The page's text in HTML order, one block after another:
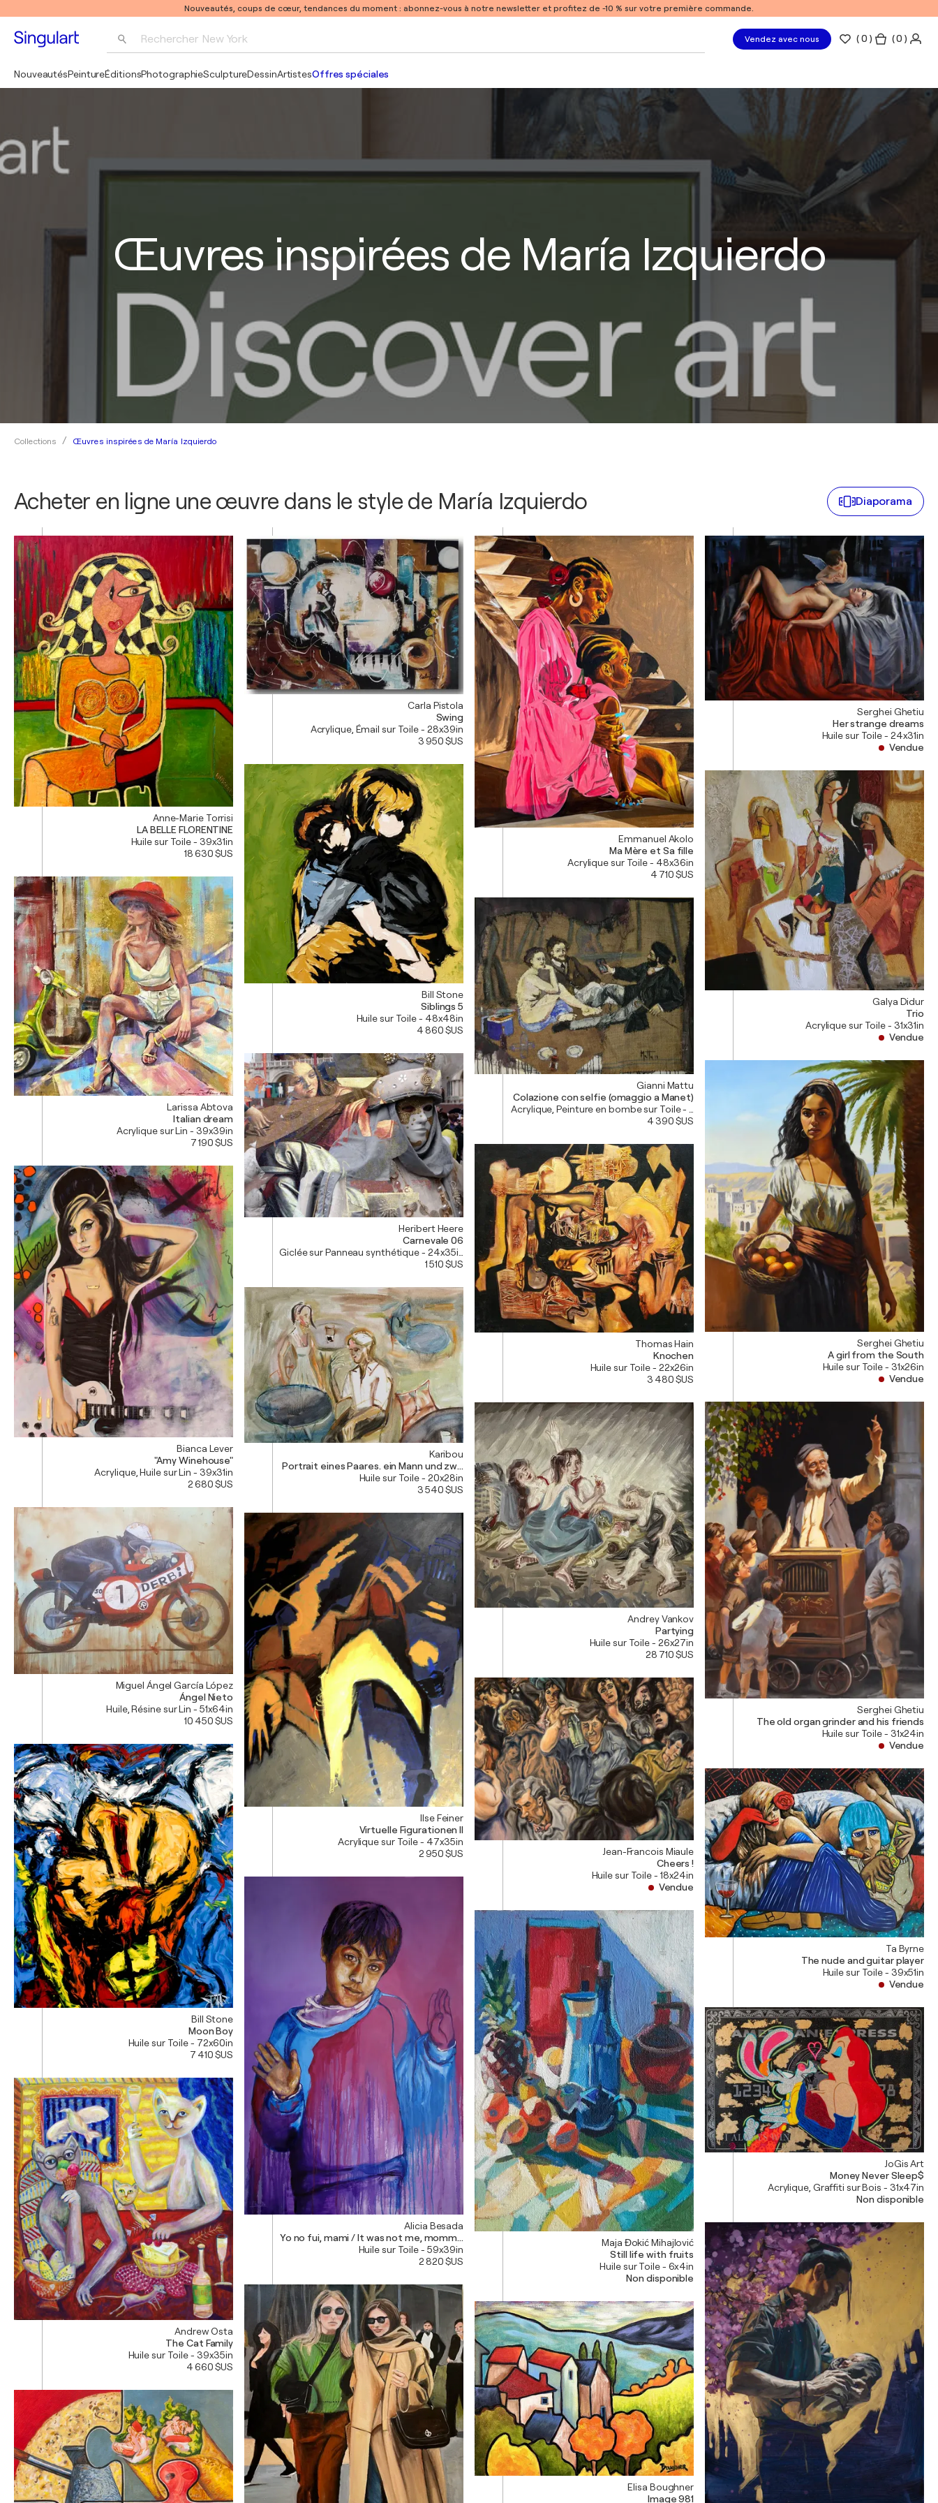
Nouveautés, coups de cœur, tendances du moment : abonnez-vous à notre newsletter et profitez de -10 % sur votre première commande.
Rechercher New York Vendez avec nous (0 ) ( 0 )
NouveautésPeintureÉditionsPhotographieSculptureDessinArtistesOffres spéciales
Œuvres inspirées de María Izquierdo
Collections Œuvres inspirées de María Izquierdo
Acheter en ligne une œuvre dans le style de María Izquierdo Diaporama
Anne-Marie Torrisi
LA BELLE FLORENTINE
Huile sur Toile - 39x31in
18 630 $US
Larissa Abtova
Italian dream
Acrylique sur Lin - 39x39in
7 190 $US
Bianca Lever
"Amy Winehouse"
Acrylique, Huile sur Lin - 39x31in
2 680 $US
Miguel Ángel García López
Ángel Nieto
Huile, Résine sur Lin - 51x64in
10 450 $US
Bill Stone
Moon Boy
Huile sur Toile - 72x60in
7 410 $US
Andrew Osta
The Cat Family
Huile sur Toile - 39x35in
4 660 $US
Carla Pistola
Swing
Acrylique, Émail sur Toile - 28x39in
3 950 $US
Bill Stone
Siblings 5
Huile sur Toile - 48x48in
4 860 $US
Heribert Heere
Carnevale 06
Giclée sur Panneau synthétique - 24x35in
1 510 $US
Karibou
Portrait eines Paares. ein Mann und zwei Frauen. Deeply human.
Huile sur Toile - 20x28in
3 540 $US
Ilse Feiner
Virtuelle Figurationen II
Acrylique sur Toile - 47x35in
2 950 $US
Alicia Besada
Yo no fui, mami / It was not me, mommy / Je ne l'ai pas fait maman
Huile sur Toile - 59x39in
2 820 $US
Emmanuel Akolo
Ma Mère et Sa fille
Acrylique sur Toile - 48x36in
4 710 $US
Gianni Mattu
Colazione con selfie (omaggio a Manet)
Acrylique, Peinture en bombe sur Toile - 31x39in
4 390 $US
Thomas Hain
Knochen
Huile sur Toile - 22x26in
3 480 $US
Andrey Vankov
Partying
Huile sur Toile - 26x27in
28 710 $US
Jean-Francois Miaule
Cheers !
Huile sur Toile - 18x24in
Vendue
Maja Đokić Mihajlović
Still life with fruits
Huile sur Toile - 6x4in
Non disponible
Elisa Boughner
Image 981
Serghei Ghetiu
Her strange dreams
Huile sur Toile - 24x31in
Vendue
Galya Didur
Trio
Acrylique sur Toile - 31x31in
Vendue
Serghei Ghetiu
A girl from the South
Huile sur Toile - 31x26in
Vendue
Serghei Ghetiu
The old organ grinder and his friends
Huile sur Toile - 31x24in
Vendue
Ta Byrne
The nude and guitar player
Huile sur Toile - 39x51in
Vendue
JoGis Art
Money Never Sleep$
Acrylique, Graffiti sur Bois - 31x47in
Non disponible